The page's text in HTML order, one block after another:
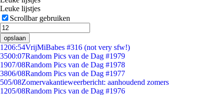
Leuke lijstjes
Scrollbar gebruiken
opslaan
1206:54VrijMiBabes #316 (not very sfw!)
3500:07Random Pics van de Dag #1979
1907/08Random Pics van de Dag #1978
3806/08Random Pics van de Dag #1977
505/08Zomervakantieweerbericht: aanhoudend zomers
1205/08Random Pics van de Dag #1976